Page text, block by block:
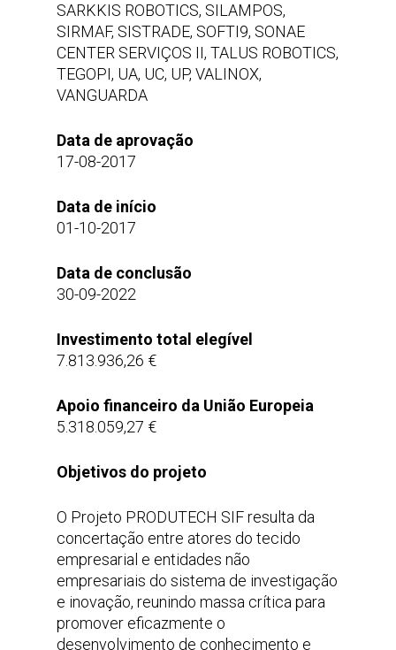
SARKKIS ROBOTICS, SILAMPOS,
SIRMAF, SISTRADE, SOFTI9, SONAE
CENTER SERVIÇOS II, TALUS ROBOTICS,
TEGOPI, UA, UC, UP, VALINOX,
VANGUARDA
Data de aprovação
17-08-2017
Data de início
01-10-2017
Data de conclusão
30-09-2022
Investimento total elegível
7.813.936,26 €
Apoio financeiro da União Europeia
5.318.059,27 €
Objetivos do projeto
O Projeto PRODUTECH SIF resulta da
concertação entre atores do tecido
empresarial e entidades não
empresariais do sistema de investigação
e inovação, reunindo massa crítica para
promover eficazmente o
desenvolvimento de conhecimento e